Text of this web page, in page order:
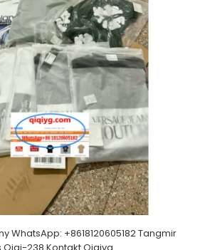
WhatsApp: +8618120605182 Tangmir